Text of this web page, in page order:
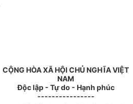
CỘNG HÒA XÃ HỘI CHỦ NGHĨA VIỆT
NAM
Độc lập - Tự do - Hạnh phúc
----------------